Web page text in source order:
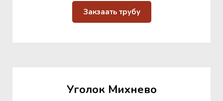
Закзаать трубу
Уголок Михнево